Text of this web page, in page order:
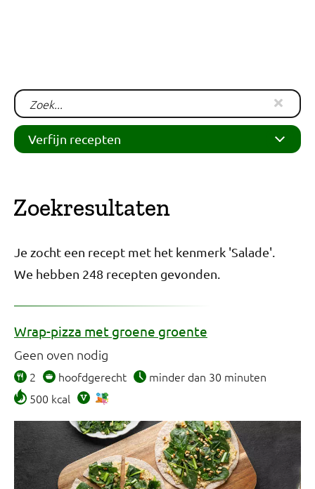
Aardappel (39)
Bakrecept (1)
Brood en wraps (48)
Broodbeleg (4)
Couscous en andere granen (22)
Ei (34)
Noten, zaden, pitten en pinda's (72)
Peulvruchten (39)
Rijst (17)
Salade (248)
Verfijn recepten
Zoekresultaten
Je zocht een recept met het kenmerk 'Salade'.
We hebben 248 recepten gevonden.
Wrap-pizza met groene groente
Geen oven nodig
2 hoofdgerecht
minder dan 30 minuten
500 kcal